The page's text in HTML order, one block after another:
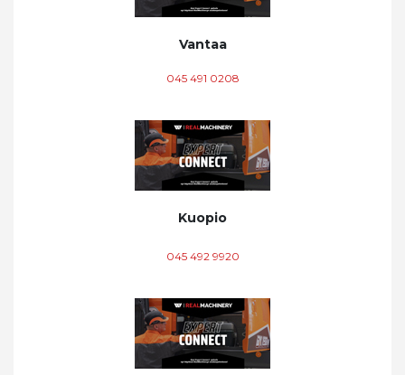
Vantaa
045 491 0208
Kuopio
045 492 9920